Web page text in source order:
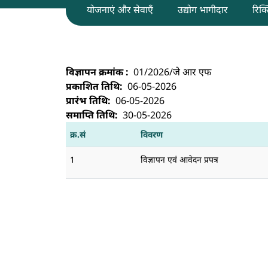
योजनाएं और सेवाएँ उद्योग भागीदार
एल आर डी ई, बेंगलुरु जूनियर रिसर्च फेलोशिप
विज्ञापन क्रमांक
01/2026/जे आर एफ
प्रकाशित तिथि
06-05-2026
प्रारंभ तिथि
06-05-2026
समाप्ति तिथि
30-05-2026
क्र.सं विवरण
1 विज्ञापन एवं आवेदन प्रपत्र